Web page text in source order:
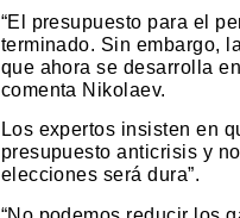
“El presupuesto para el
terminado. Sin embargo,
que ahora se desarrolla
comenta Nikolaev.
Los expertos insisten en
presupuesto anticrisis y
elecciones será dura”.